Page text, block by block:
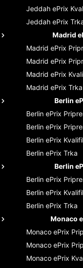
Jeddah ePrix
Jeddah ePrix
Madrid
Madrid ePrix
Madrid ePrix
Madrid ePrix
Madrid ePrix Trka
Berlin
Berlin ePrix
Berlin ePrix
Berlin ePrix
Berlin ePrix Trka
Berlin
Berlin ePrix
Berlin ePrix
Berlin ePrix Trka
Monaco
Monaco ePrix
Monaco ePrix
Monaco ePrix